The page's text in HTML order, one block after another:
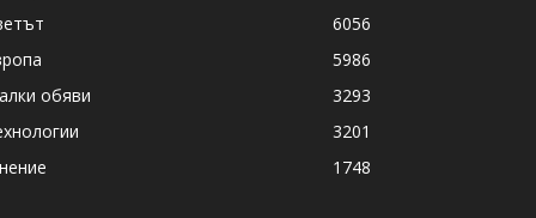
6056
5986
обяви
3293
3201
1748